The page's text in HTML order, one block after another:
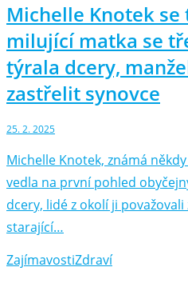
Michelle Knotek
milující matka se
týrala dcery,
zastřelit synovce
25. 2. 2025
Michelle Knotek, známá
vedla na první pohled
dcery, lidé z okolí ji
starající…
ZajímavostiZdraví